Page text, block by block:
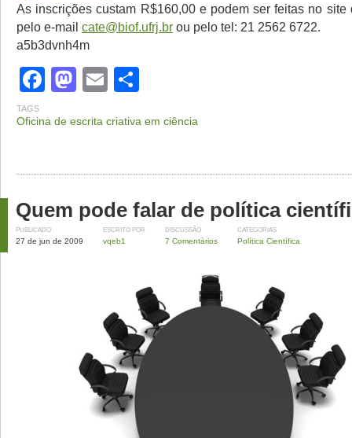
As inscrições custam R$160,00 e podem ser feitas no
pelo e-mail cate@biof.ufrj.br ou pelo tel: 21 2562 6722.
a5b3dvnh4m
Facebook
Mastodon
Email
TAGS
Oficina de escrita criativa em ciência
Quem pode falar de política
PUBLICADO
27 de jun de 2009
ESCRITO POR
vqeb1
DISCUSSÃO
7 Comentários
CATEGORIAS
Política Científica